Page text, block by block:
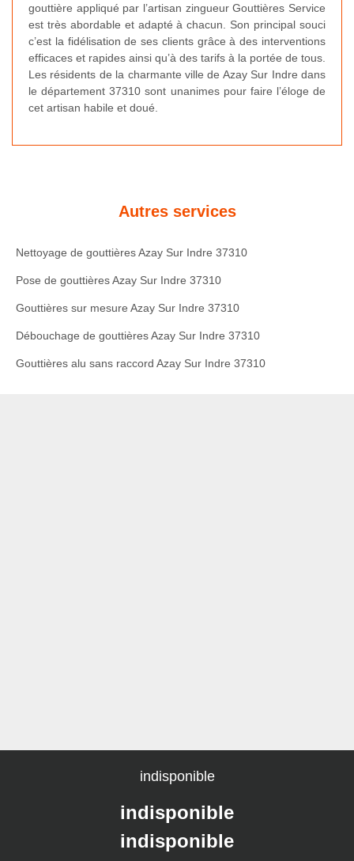
gouttière appliqué par l’artisan zingueur Gouttières Service
est très abordable et adapté à chacun. Son principal souci
c’est la fidélisation de ses clients grâce à des interventions
efficaces et rapides ainsi qu’à des tarifs à la portée de tous.
Les résidents de la charmante ville de Azay Sur Indre dans
le département 37310 sont unanimes pour faire l’éloge de
cet artisan habile et doué.
Autres services
Nettoyage de gouttières Azay Sur Indre 37310
Pose de gouttières Azay Sur Indre 37310
Gouttières sur mesure Azay Sur Indre 37310
Débouchage de gouttières Azay Sur Indre 37310
Gouttières alu sans raccord Azay Sur Indre 37310
indisponible
indisponible
indisponible